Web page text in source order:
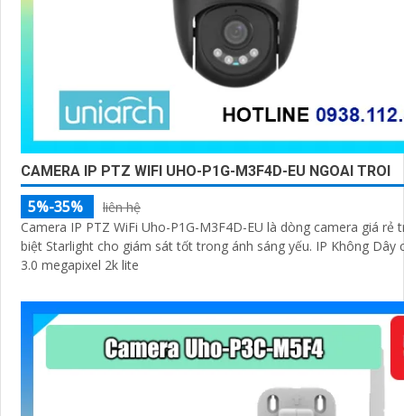
CAMERA IP PTZ WIFI UHO-P1G-M3F4D-EU NGOAI TROI
5%-35%
liên hệ
Camera IP PTZ WiFi Uho-P1G-M3F4D-EU là dòng camera giá rẻ
biệt Starlight cho giám sát tốt trong ánh sáng yếu. IP Không Dây
3.0 megapixel 2k lite